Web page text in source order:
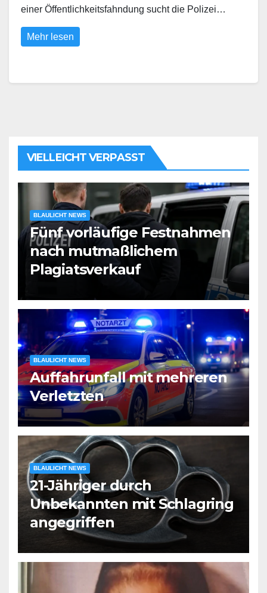
einer Öffentlichkeitsfahndung sucht die Polizei…
Mehr lesen
VIELLEICHT VERPASST
BLAULICHT NEWS
Fünf vorläufige Festnahmen
nach mutmaßlichem
Plagiatsverkauf
BLAULICHT NEWS
Auffahrunfall mit mehreren
Verletzten
BLAULICHT NEWS
21-Jähriger durch
Unbekannten mit Schlagring
angegriffen